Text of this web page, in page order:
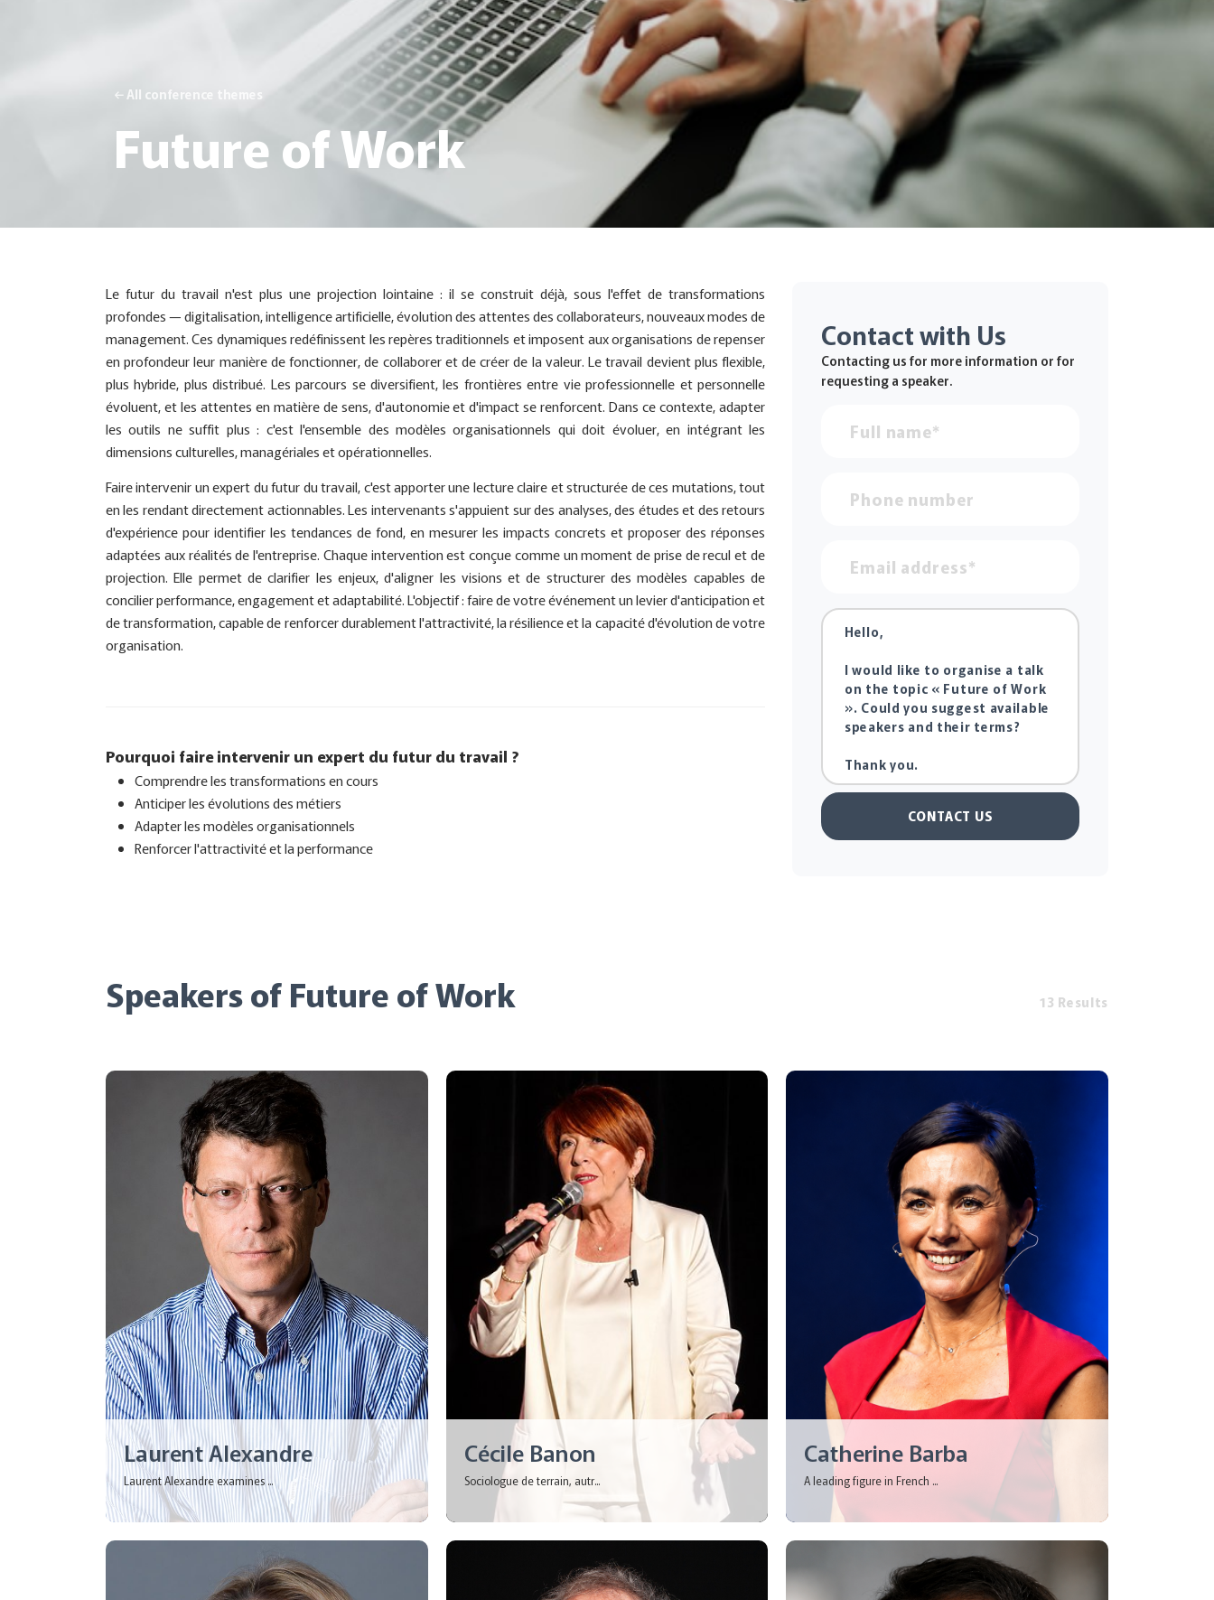
← All conference themes
Future of Work
Le futur du travail n'est plus une projection lointaine : il se construit déjà, sous l'effet de transformations
profondes — digitalisation, intelligence artificielle, évolution des attentes des collaborateurs, nouveaux modes de
management. Ces dynamiques redéfinissent les repères traditionnels et imposent aux organisations de repenser
en profondeur leur manière de fonctionner, de collaborer et de créer de la valeur. Le travail devient plus flexible,
plus hybride, plus distribué. Les parcours se diversifient, les frontières entre vie professionnelle et personnelle
évoluent, et les attentes en matière de sens, d'autonomie et d'impact se renforcent. Dans ce contexte, adapter
les outils ne suffit plus : c'est l'ensemble des modèles organisationnels qui doit évoluer, en intégrant les
dimensions culturelles, managériales et opérationnelles.
Faire intervenir un expert du futur du travail, c'est apporter une lecture claire et structurée de ces mutations, tout
en les rendant directement actionnables. Les intervenants s'appuient sur des analyses, des études et des retours
d'expérience pour identifier les tendances de fond, en mesurer les impacts concrets et proposer des réponses
adaptées aux réalités de l'entreprise. Chaque intervention est conçue comme un moment de prise de recul et de
projection. Elle permet de clarifier les enjeux, d'aligner les visions et de structurer des modèles capables de
concilier performance, engagement et adaptabilité. L'objectif : faire de votre événement un levier d'anticipation et
de transformation, capable de renforcer durablement l'attractivité, la résilience et la capacité d'évolution de votre
organisation.
Pourquoi faire intervenir un expert du futur du travail ?
Comprendre les transformations en cours
Anticiper les évolutions des métiers
Adapter les modèles organisationnels
Renforcer l'attractivité et la performance
Contact with Us
Contacting us for more information or for
requesting a speaker.
CONTACT US
Speakers of Future of Work 13 Results
Laurent Alexandre
Laurent Alexandre examines ...
Cécile Banon
Sociologue de terrain, autr...
Catherine Barba
A leading figure in French ...